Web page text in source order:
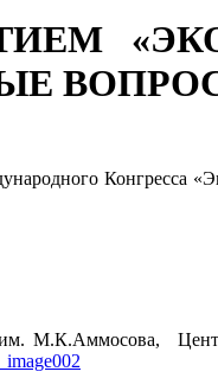
Конгресса
М.К.Аммосова,